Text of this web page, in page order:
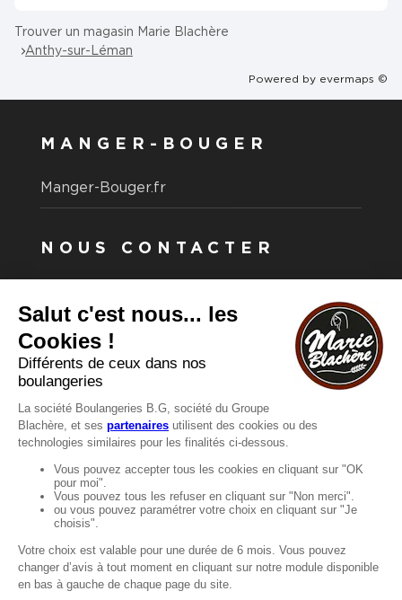
Trouver un magasin Marie Blachère
Anthy-sur-Léman
Powered by evermaps ©
MANGER-BOUGER
Manger-Bouger.fr
NOUS CONTACTER
Vous souhaitez nous contacter ?
Consultez notre FAQ.
FAQ
Recrutement
MENTIONS
Mentions légales
Protection des données
LignÉthique